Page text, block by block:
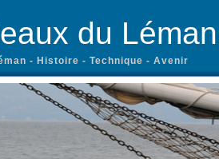
du Léman
- Histoire - Technique - Avenir